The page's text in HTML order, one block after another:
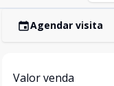
Agendar visita
Valor venda